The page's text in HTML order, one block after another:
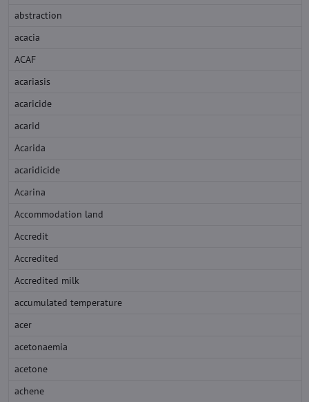
abstraction
acacia
ACAF
acariasis
acaricide
acarid
Acarida
acaridicide
Acarina
Accommodation land
Accredit
Accredited
Accredited milk
accumulated temperature
acer
acetonaemia
acetone
achene